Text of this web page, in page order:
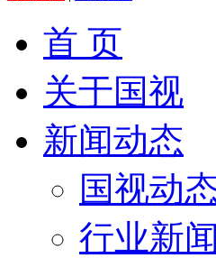
首 页
关于国视
新闻动态
国视动
行业新闻